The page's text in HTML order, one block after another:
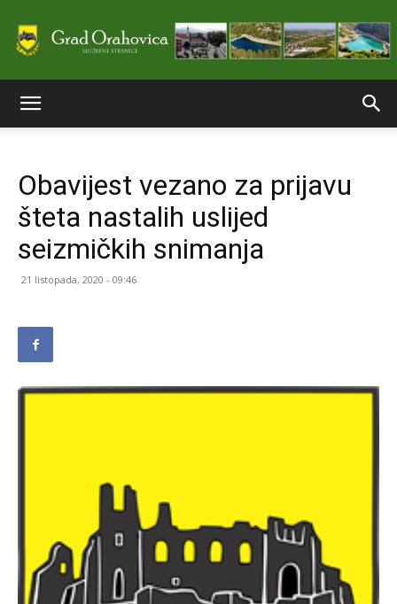
stranice
Grada
Obavijest vezano za prijavu
šteta nastalih uslijed
seizmičkih snimanja
21 listopada, 2020 - 09:46